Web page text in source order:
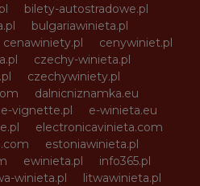
bilety-autostradowe.pl
bulgariawinieta.pl
cenawiniety.pl
cenywiniet.pl
czechy-winieta.pl
czechywiniety.pl
dalnicniznamka.eu
e-vignette.pl
e-winieta.eu
electronicavinieta.com
estoniawinieta.pl
ewinieta.pl
info365.pl
winieta.pl
litwawinieta.pl